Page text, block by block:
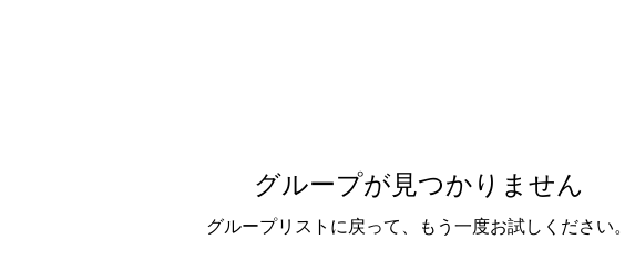
グループが見つかりません
グループリストに戻って、もう一度お試しください。